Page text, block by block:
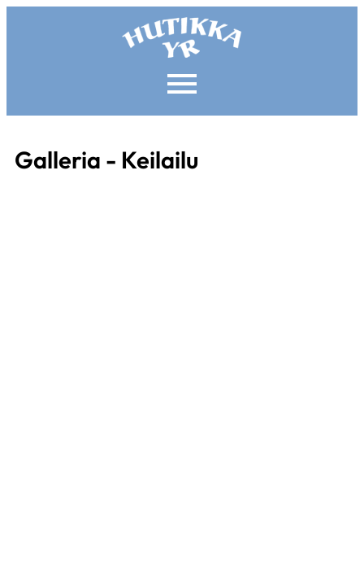
Galleria - Keilailu